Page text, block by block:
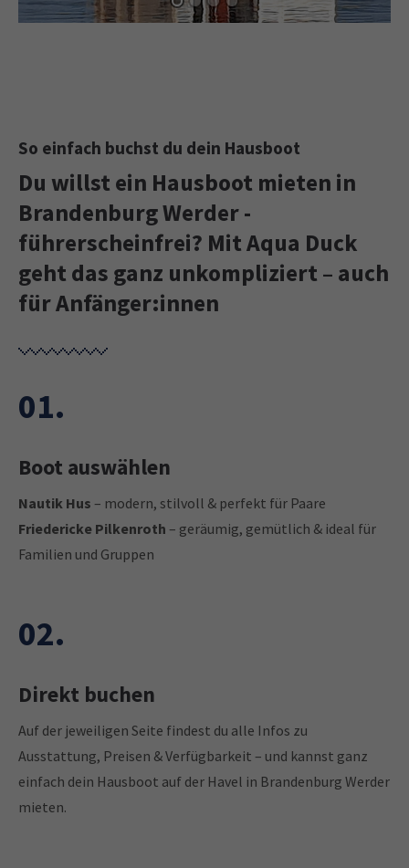
So einfach buchst du dein Hausboot
Du willst ein Hausboot mieten in
Brandenburg Werder -
führerscheinfrei? Mit Aqua Duck
geht das ganz unkompliziert – auch
für Anfänger:innen
01.
Boot auswählen
Nautik Hus – modern, stilvoll & perfekt für Paare
Friedericke Pilkenroth – geräumig, gemütlich & ideal für
Familien und Gruppen
02.
Direkt buchen
Auf der jeweiligen Seite findest du alle Infos zu
Ausstattung, Preisen & Verfügbarkeit – und kannst ganz
einfach dein Hausboot auf der Havel in Brandenburg Werder
mieten.